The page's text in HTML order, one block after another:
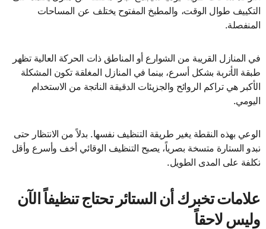
التكييف طوال الوقت، والمطبخ المفتوح يختلف عن المساحات
المنفصلة.
في المنازل القريبة من الشوارع أو المناطق ذات الحركة العالية تظهر
طبقة الأتربة بشكل أسرع، بينما في المنازل المغلقة تكون المشكلة
الأكبر هي تراكم الروائح والجزيئات الدقيقة الناتجة من الاستخدام
اليومي.
الوعي بهذه النقطة يغير طريقة التنظيف نفسها. بدلاً من الانتظار حتى
تبدو الستارة متسخة بصرياً، يصبح التنظيف الوقائي أخف وأسرع وأقل
تكلفة على المدى الطويل.
علامات تخبرك أن الستائر تحتاج تنظيفاً الآن
وليس لاحقاً